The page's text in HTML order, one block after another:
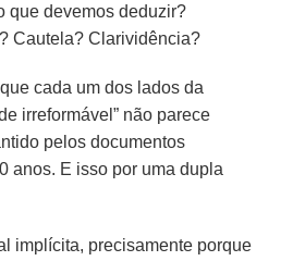
que devemos deduzir?
Cautela? Clarividência?
cada um dos lados da
irreformável” não parece
pelos documentos
anos. E isso por uma dupla
implícita, precisamente porque